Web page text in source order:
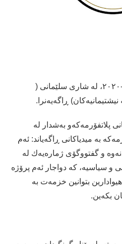
ئەمڕۆ شەممە، بەروای ٧-١١-٢٠٢٠، لە شاری سلێمانی (
ڕاگەیەنرا.
پلاتفۆرمەکەو بەشدار لە
بە میدیاکانی ڕاگەیاند: ئەم
و گفتووگۆی ژمارەیەك لە
و سیاسیە، کە دواجار ئەم پرۆژە
بتوانین خزمەت بە
بکەین.